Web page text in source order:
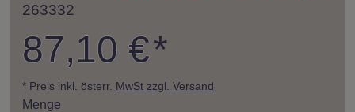
263332
87,10 €*
* Preis inkl. österr. MwSt zzgl. Versand
Menge